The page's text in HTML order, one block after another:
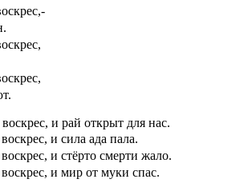
и рай открыт для нас.
и сила ада пала.
и стёрто смерти жало.
и мир от муки спас.